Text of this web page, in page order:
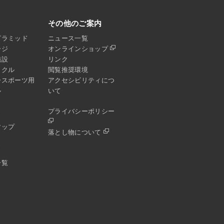
ミッド
クル
ポーツ用
ップ
その他のご案内
ニュース一覧
オンラインショップ
リンク
閲覧推奨環境
アクセシビリティにつ
いて
プライバシーポリシー
落とし物について